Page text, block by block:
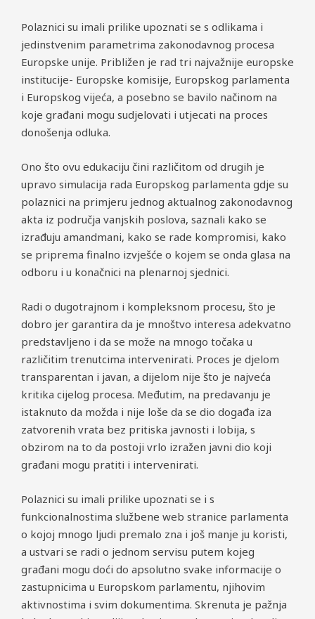
Polaznici su imali prilike upoznati se s odlikama i
jedinstvenim parametrima zakonodavnog procesa
Europske unije. Približen je rad tri najvažnije europske
institucije- Europske komisije, Europskog parlamenta
i Europskog vijeća, a posebno se bavilo načinom na
koje građani mogu sudjelovati i utjecati na proces
donošenja odluka.
Ono što ovu edukaciju čini različitom od drugih je
upravo simulacija rada Europskog parlamenta gdje su
polaznici na primjeru jednog aktualnog zakonodavnog
akta iz područja vanjskih poslova, saznali kako se
izrađuju amandmani, kako se rade kompromisi, kako
se priprema finalno izvješće o kojem se onda glasa na
odboru i u konačnici na plenarnoj sjednici.
Radi o dugotrajnom i kompleksnom procesu, što je
dobro jer garantira da je mnoštvo interesa adekvatno
predstavljeno i da se može na mnogo točaka u
različitim trenutcima intervenirati. Proces je djelom
transparentan i javan, a dijelom nije što je najveća
kritika cijelog procesa. Međutim, na predavanju je
istaknuto da možda i nije loše da se dio događa iza
zatvorenih vrata bez pritiska javnosti i lobija, s
obzirom na to da postoji vrlo izražen javni dio koji
građani mogu pratiti i intervenirati.
Polaznici su imali prilike upoznati se i s
funkcionalnostima službene web stranice parlamenta
o kojoj mnogo ljudi premalo zna i još manje ju koristi,
a ustvari se radi o jednom servisu putem kojeg
građani mogu doći do apsolutno svake informacije o
zastupnicima u Europskom parlamentu, njihovim
aktivnostima i svim dokumentima. Skrenuta je pažnja